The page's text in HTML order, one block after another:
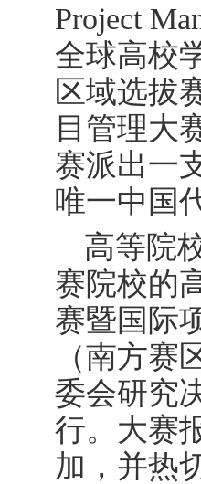
Project
全球高校
区域选拔
目管理大
赛派出一
唯一中国
高等院
赛院校的
赛暨国际
（南方
委会研究
行。大赛
加，并热